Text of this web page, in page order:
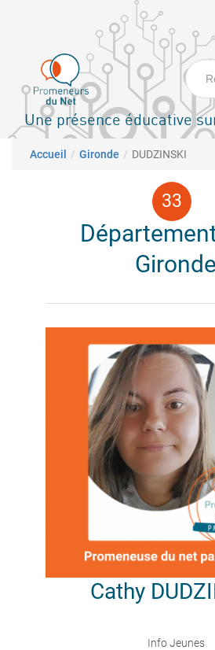
principal
Une présence éducative
Fil d'Ariane
Accueil Gironde DUDZINSKI
Gironde
Cathy
Info Jeunes